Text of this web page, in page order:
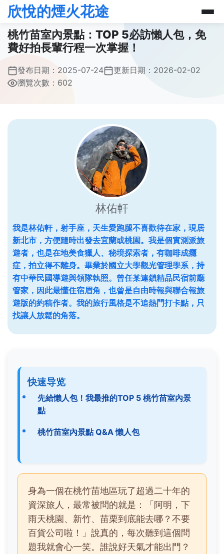
欣悅的煙火花途
桃竹苗室內景點：TOP 5必訪懶人包，免
費好拍長輩行程一次掌握！
發布日期： 2025-07-24 更新日期： 2026-02-02
瀏覽次數：602
林佑軒
我是林佑軒，射手座，天生愛跑腿不喜歡待在家，現居
新北市，方便隨時出發去宜蘭或桃園。我是個實測派旅
遊者，也是在地美食獵人、秘境探索者，有咖啡成癮
症，拍立得不離身。畢業於國立大學觀光管理學系，持
有中華民國導遊與領隊執照。曾任某連鎖精品民宿前廳
管家，因此最懂住宿眉角，也曾是自由時報與聯合報旅
遊版的約稿作者。我的旅行風格是不追熱門打卡點，只
找讓人放鬆的角落。
快速导览
先給懶人包！我最推的TOP 5 桃竹苗室內景
點
桃竹苗室內景點 Q&A 懶人包
身為一個在桃竹苗地區玩了超過二十年的
資深旅人，最常被問的就是：「阿明，下
雨天桃園、新竹、苗栗到底能去哪？不要
百貨公司啦！」說真的，每次聽到這個問
題我就會心一笑。誰說好天氣才能出門？